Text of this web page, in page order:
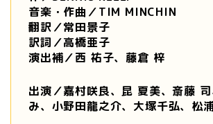
音楽・作曲／TIM MINCHIN
翻訳／常田景子
訳詞／高橋亜子
演出補／西 祐子、藤倉 梓
出演／嘉村咲良、昆 夏美、斎藤
み、小野田龍之介、大塚千弘、松